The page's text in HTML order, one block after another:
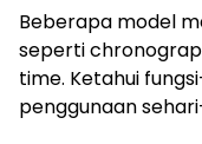
Beberapa model
seperti
time. Ketahui
penggunaan